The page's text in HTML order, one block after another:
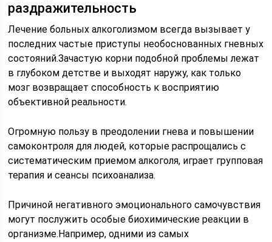
раздражительность
Лечение больных алкоголизмом всегда вызывает у
последних частые приступы необоснованных гневных
состояний.Зачастую корни подобной проблемы лежат
в глубоком детстве и выходят наружу, как только
мозг возвращает способность к восприятию
объективной реальности.
Огромную пользу в преодолении гнева и повышении
самоконтроля для людей, которые распрощались с
систематическим приемом алкоголя, играет групповая
терапия и сеансы психоанализа.
Причиной негативного эмоционального самочувствия
могут послужить особые биохимические реакции в
организме.Например, одними из самых